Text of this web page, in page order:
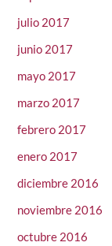
julio 2017
junio 2017
mayo 2017
marzo 2017
febrero 2017
enero 2017
diciembre 2016
noviembre 2016
octubre 2016